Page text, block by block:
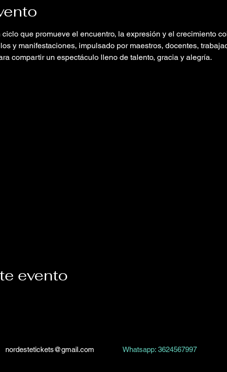
que promueve el encuentro, la expresión y el crecimiento
y manifestaciones, impulsado por maestros, docentes,
compartir un espectáculo lleno de talento, gracia y alegría.
evento
nordestetickets@gmail.com Whatsapp: 3624567997